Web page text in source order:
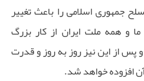
جمهوری اسلامی را باعث تغییر
و همه ملت ایران از کار بزرگ
از این نیز روز به روز و قدرت
افزوده خواهد شد.